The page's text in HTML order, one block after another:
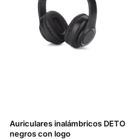
Auriculares inalámbricos DETO
negros con logo